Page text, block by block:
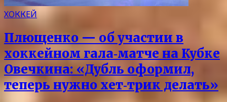
ХОККЕЙ
Плющенко — об участии в
хоккейном гала‑матче на Кубке
Овечкина: «Дубль оформил,
теперь нужно хет‑трик делать»